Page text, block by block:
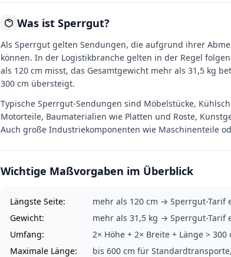
Was ist Sperrgut?
Als Sperrgut gelten Sendungen, die aufgrund ihrer
können. In der Logistikbranche gelten in der Regel
als 120 cm misst, das Gesamtgewicht mehr als 31,5 kg
300 cm übersteigt.
Typische Sperrgut-Sendungen sind Möbelstücke,
Motorteile, Baumaterialien wie Platten und Roste,
Auch große Industriekomponenten wie Maschinenteile
Wichtige Maßvorgaben im Überblick
Längste Seite:
mehr als 120 cm → Sperrgut-Tarif
Gewicht:
mehr als 31,5 kg → Sperrgut-Tarif
Umfang:
2× Höhe + 2× Breite + Länge > 300
Maximale Länge:
bis 600 cm für